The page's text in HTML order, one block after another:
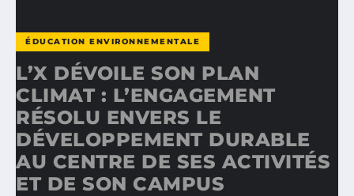
ÉDUCATION ENVIRONNEMENTALE
L’X DÉVOILE SON PLAN
CLIMAT : L’ENGAGEMENT
RÉSOLU ENVERS LE
DÉVELOPPEMENT DURABLE
AU CENTRE DE SES ACTIVITÉS
ET DE SON CAMPUS